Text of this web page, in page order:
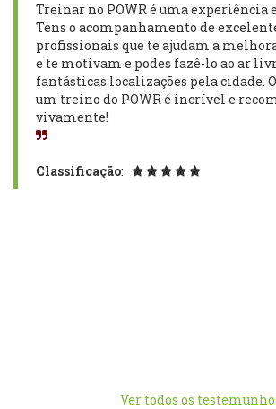
Treinar no POWR é uma
Tens o acompanhamento de
profissionais que te ajudam a
e te motivam e podes fazê-lo ao ar
fantásticas localizações pela cidade.
um treino do POWR é incrível e
vivamente!
Classificação:
Ver todos os